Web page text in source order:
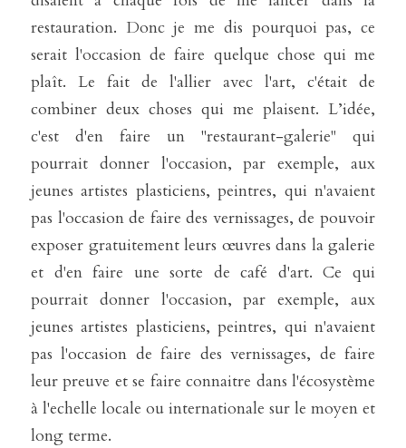
restauration. Donc je me dis pourquoi pas, ce
serait l'occasion de faire quelque chose qui me
plaît. Le fait de l'allier avec l'art, c'était de
combiner deux choses qui me plaisent. L’idée,
c'est d'en faire un "restaurant-galerie" qui
pourrait donner l'occasion, par exemple, aux
jeunes artistes plasticiens, peintres, qui n'avaient
pas l'occasion de faire des vernissages, de pouvoir
exposer gratuitement leurs œuvres dans la galerie
et d'en faire une sorte de café d'art. Ce qui
pourrait donner l'occasion, par exemple, aux
jeunes artistes plasticiens, peintres, qui n'avaient
pas l'occasion de faire des vernissages, de faire
leur preuve et se faire connaitre dans l'écosystème
à l'echelle locale ou internationale sur le moyen et
long terme.